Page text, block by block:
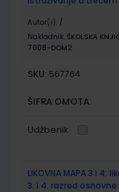
Autor(i): /
Nakladnik: ŠKOLSKA
7008-DOM2
SKU: 567764
ŠIFRA OMOTA:
Udžbenik
LIKOVNA MAPA 3 i
3. i 4. razred osnovne